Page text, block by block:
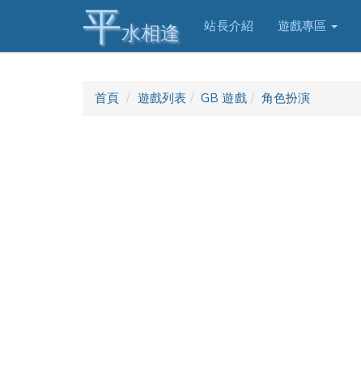
平水相逢 站長介紹 遊戲專區
首頁 遊戲列表 GB 遊戲 角色扮演